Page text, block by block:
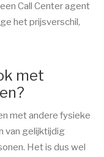
Call Center agent
het prijsverschil,
met
met andere fysieke
van gelijktijdig
Het is dus wel